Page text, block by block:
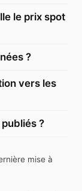
le prix spot
?
vers les
?
mise à